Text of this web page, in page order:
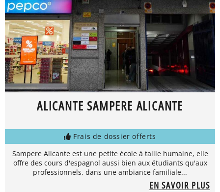
ALICANTE SAMPERE ALICANTE
Frais de dossier offerts
Sampere Alicante est une petite école à taille humaine, elle
offre des cours d'espagnol aussi bien aux étudiants qu'aux
professionnels, dans une ambiance familiale...
EN SAVOIR PLUS